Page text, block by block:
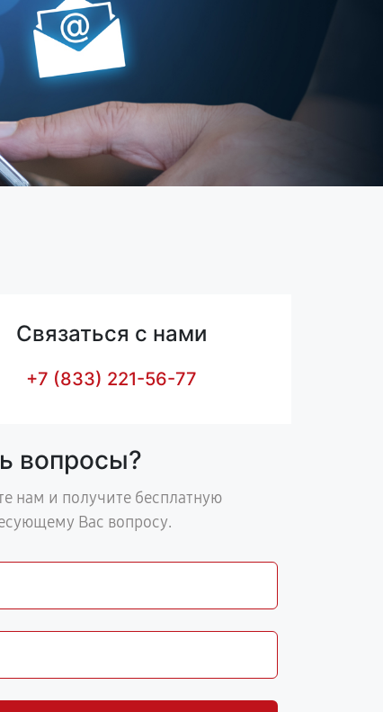
Связаться с нами
+7 (833) 221-56-77
вопросы?
нам и получите бесплатную
Вас вопросу.